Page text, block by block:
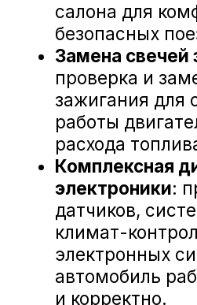
Mercedes-Benz
NORDCROSS (Lynk&Co)
«А-ДРАЙВ» ОФИЦИАЛЬНЫЙ ДИЛЕР
Voyah
M-Hero
AITO SERES